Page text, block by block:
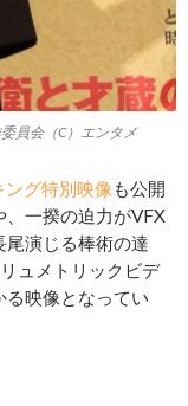
員会（C）エンタメ
ング特別映像 も公開
、一揆の迫力がVFX
演じる棒術の達
ュメトリックビデ
る映像となってい